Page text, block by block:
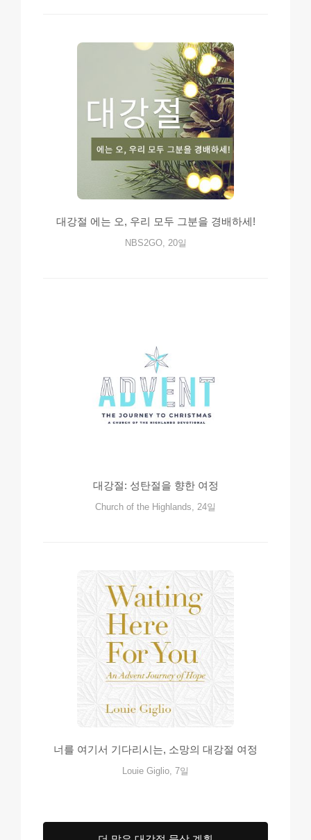
대강절 에는 오, 우리 모두 그분을 경배하세!
NBS2GO, 20일
대강절: 성탄절을 향한 여정
Church of the Highlands, 24일
너를 여기서 기다리시는, 소망의 대강절 여정
Louie Giglio, 7일